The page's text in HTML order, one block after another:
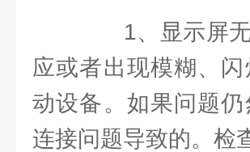
1、显示屏无
应或者出现模糊、
动设备。如果问题
连接问题导致的。检